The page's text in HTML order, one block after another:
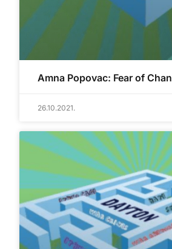
Amna Popovac: Fear of
26.10.2021.